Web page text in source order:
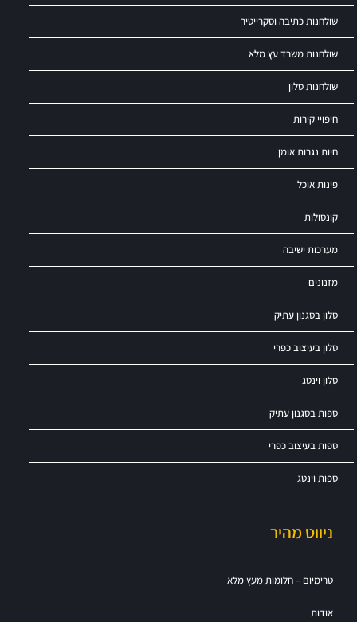
שולחנות כתיבה וסקרייטיר
שולחנות משרד עץ מלא
שולחנות סלון
חיפויי קירות
חיות נגרות אומן
פינות אוכל
קונסולות
מערכות ישיבה
מזנונים
סלון בסגנון עתיק
סלון בעיצוב כפרי
סלון וינטג
ספות בסגנון עתיק
ספות בעיצוב כפרי
ספות וינטג
ניווט מהיר
טרימיום – חלומות מעץ מלא
אודות